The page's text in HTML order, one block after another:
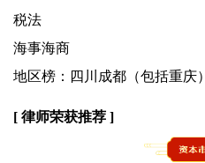
税法
海事海商
地区榜：四川成都（包括重庆）
[ 律师荣获推荐 ]